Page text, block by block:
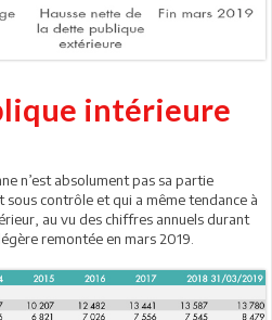
intérieure
n’est absolument pas sa partie
contrôle et qui a même tendance à
au vu des chiffres annuels durant
remontée en mars 2019.